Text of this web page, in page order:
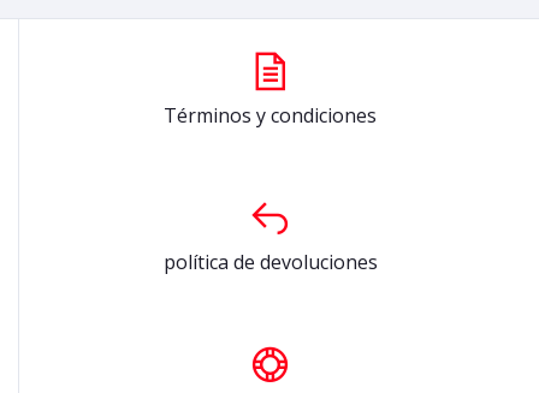
Términos y condiciones
política de devoluciones